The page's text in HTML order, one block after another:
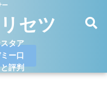
ー
セツ
タア
ー口
評判